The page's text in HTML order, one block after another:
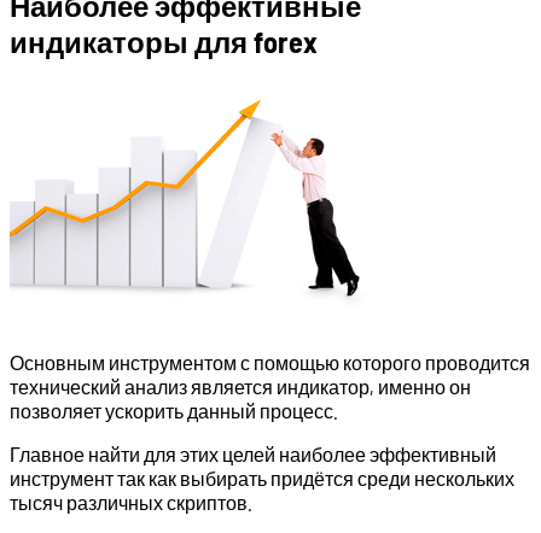
индикаторы для forex
Основным инструментом с помощью которого проводится
технический анализ является индикатор, именно он
позволяет ускорить данный процесс.
Главное найти для этих целей наиболее эффективный
инструмент так как выбирать придётся среди нескольких
тысяч различных скриптов.